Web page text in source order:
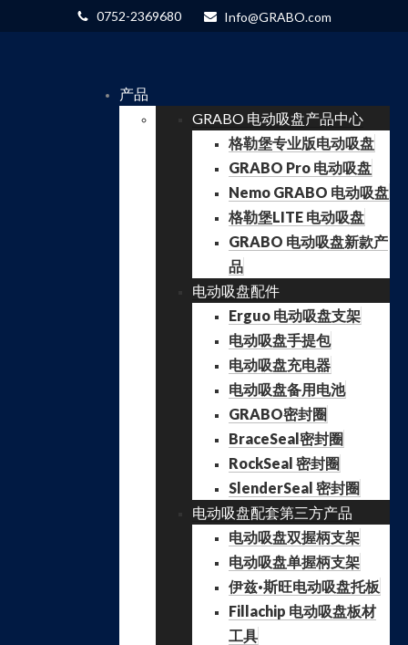
0752-2369680 Info@GRABO.com
产品
GRABO 电动吸盘产品中心
格勒堡专业版电动吸盘
GRABO Pro 电动吸盘
Nemo GRABO 电动吸盘
格勒堡LITE 电动吸盘
GRABO 电动吸盘新款产
品
电动吸盘配件
Erguo 电动吸盘支架
电动吸盘手提包
电动吸盘充电器
电动吸盘备用电池
GRABO密封圈
BraceSeal密封圈
RockSeal 密封圈
SlenderSeal 密封圈
电动吸盘配套第三方产品
电动吸盘双握柄支架
电动吸盘单握柄支架
伊兹·斯旺电动吸盘托板
Fillachip 电动吸盘板材
工具